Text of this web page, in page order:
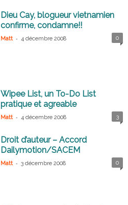
Dieu Cay, blogueur vietnamien
confirme, condamne!!
Matt - 4 décembre 2008 0
Wipee List, un To-Do List
pratique et agreable
Matt - 4 décembre 2008 3
Droit d’auteur – Accord
Dailymotion/SACEM
Matt - 3 décembre 2008 0